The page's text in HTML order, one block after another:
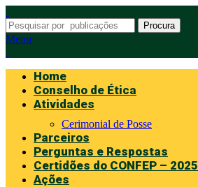
Procura
Menu
Home
Conselho de Ética
Atividades
Cerimonial de Posse
Parceiros
Perguntas e Respostas
Certidões do CONFEP – 2025
Ações